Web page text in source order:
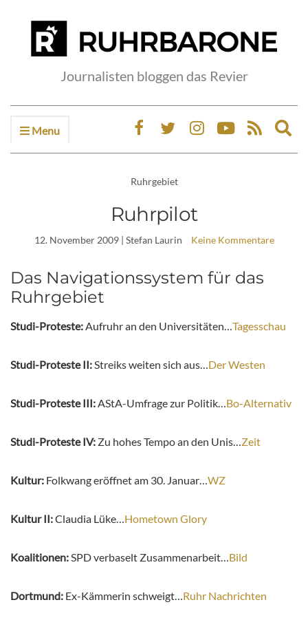
Journalisten bloggen das Revier
Menu
Ruhrgebiet
Ruhrpilot
12. November 2009| Stefan Laurin Keine Kommentare
Das Navigationssystem für das
Ruhrgebiet
Studi-Proteste:Aufruhr an den Universitäten…Tagesschau
Studi-Proteste II:Streiks weiten sich aus…Der Westen
Studi-Proteste III:AStA-Umfrage zur Politik…Bo-Alternativ
Studi-Proteste IV: Zu hohes Tempo an den Unis…Zeit
Kultur: Folkwang eröffnet am 30. Januar…WZ
Kultur II:Claudia Lüke…Hometown Glory
Koalitionen:SPD verbaselt Zusammenarbeit…Bild
Dortmund: Ex-Kämmerin schweigt…Ruhr Nachrichten